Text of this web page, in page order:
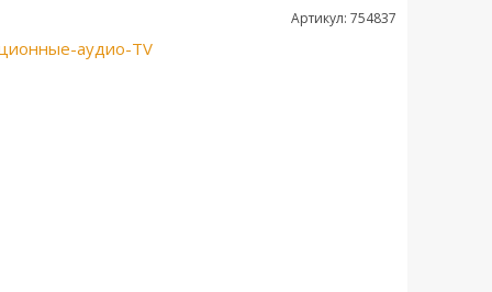
Артикул: 754837
аудио-TV